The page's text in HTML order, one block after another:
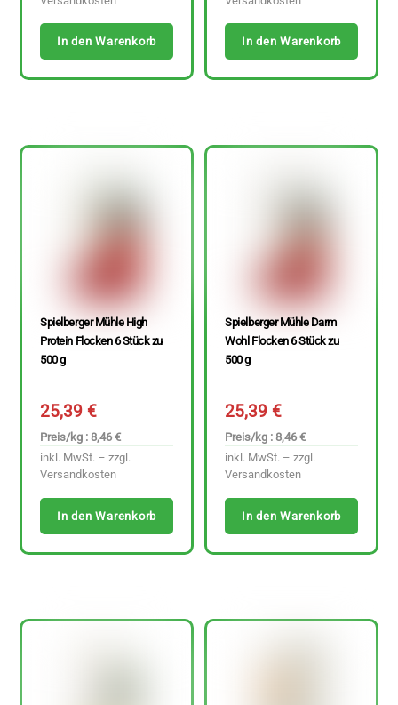
In den Warenkorb In den Warenkorb
Spielberger Mühle High
Protein Flocken 6 Stück zu
500 g
25,39€
Preis/kg : 8,46 €
inkl. MwSt. – zzgl.
Versandkosten
In den Warenkorb
Spielberger Mühle Darm
Wohl Flocken 6 Stück zu
500 g
25,39€
Preis/kg : 8,46 €
inkl. MwSt. – zzgl.
Versandkosten
In den Warenkorb